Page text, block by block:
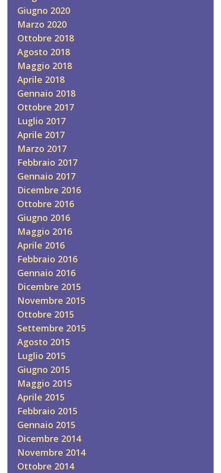
Giugno 2020
Marzo 2020
Ottobre 2018
Agosto 2018
Maggio 2018
Aprile 2018
Gennaio 2018
Ottobre 2017
Luglio 2017
Aprile 2017
Marzo 2017
Febbraio 2017
Gennaio 2017
Dicembre 2016
Ottobre 2016
Giugno 2016
Maggio 2016
Aprile 2016
Febbraio 2016
Gennaio 2016
Dicembre 2015
Novembre 2015
Ottobre 2015
Settembre 2015
Agosto 2015
Luglio 2015
Giugno 2015
Maggio 2015
Aprile 2015
Febbraio 2015
Gennaio 2015
Dicembre 2014
Novembre 2014
Ottobre 2014